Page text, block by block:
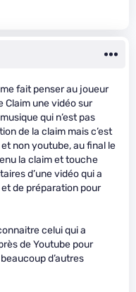
fait penser au joueur
Claim une vidéo sur
qui n’est pas
de la claim mais c’est
non youtube, au final le
la claim et touche
d’une vidéo qui a
de préparation pour
celui qui a
de Youtube pour
d’autres